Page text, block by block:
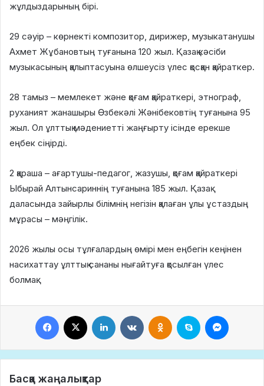
жұлдыздарының бірі.
29 сәуір – көрнекті композитор, дирижер, музыкатанушы
Ахмет Жұбановтың туғанына 120 жыл. Қазақ кәсіби
музыкасының қалыптасуына өлшеусіз үлес қосқан қайраткер.
28 тамыз – мемлекет және қоғам қайраткері, этнограф,
руханият жанашыры Өзбекәлі Жәнібековтің туғанына 95
жыл. Ол ұлттық мәдениетті жаңғырту ісінде ерекше
еңбек сіңірді.
2 қараша – ағартушы-педагог, жазушы, қоғам қайраткері
Ыбырай Алтынсариннің туғанына 185 жыл. Қазақ
даласында зайырлы білімнің негізін қалаған ұлы ұстаздың
мұрасы – мәңгілік.
2026 жылы осы тұлғалардың өмірі мен еңбегін кеңінен
насихаттау ұлттық сананы нығайтуға қосылған үлес
болмақ.
Facebook LinkedIn VKontakteOdnoklassniki
Skype
Басқа жаңалықтар